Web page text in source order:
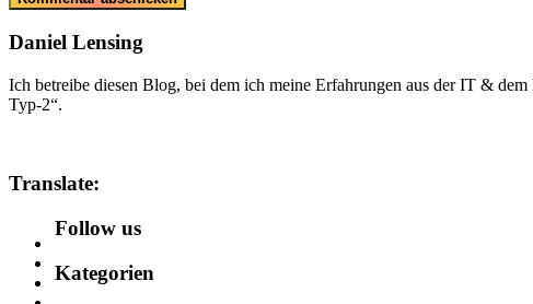
Daniel Lensing
Ich betreibe diesen Blog, bei dem ich meine Erfahrungen aus der IT &
Typ-2“.
Translate:
Follow us
Kategorien